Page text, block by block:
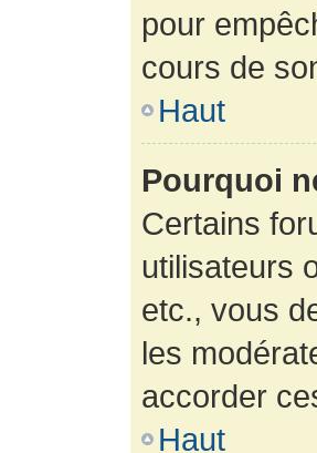
pour
cours de
Haut
Pourquoi
Certains
utilisateurs
etc., vous
les
accorder
Haut